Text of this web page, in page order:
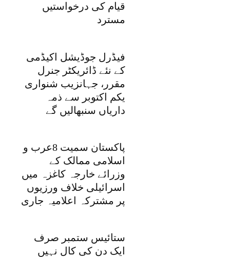
قیام کی درخواستیں
مسترد
فیڈرل جوڈیشل اکیڈمی
کے نئے ڈائریکٹر جنرل
مقرر، جہانزیب شنواری
یکم اکتوبر سے ذمہ
داریاں سنبھالیں گے
پاکستان سمیت 8عرب و
اسلامی ممالک کے
وزرائے خارجہ کاغزہ میں
اسرائیلی خلاف ورزیوں
پر مشترکہ اعلامیہ جاری
ستائیس ستمبر صرف
ایک دن کی کال نہیں